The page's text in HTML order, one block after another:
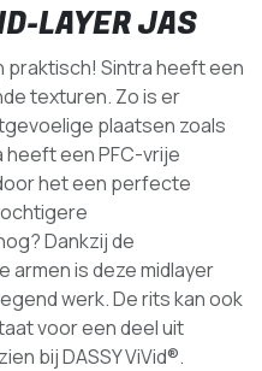
LAYER JAS
praktisch! Sintra heeft een
texturen. Zo is er
plaatsen zoals
heeft een PFC-vrije
het een perfecte
Dankzij de
armen is deze midlayer
werk. De rits kan ook
voor een deel uit
bij DASSY ViVid®.